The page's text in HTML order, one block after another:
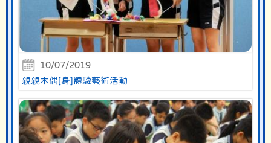
10/07/2019
親親木偶[身]體驗藝術活動